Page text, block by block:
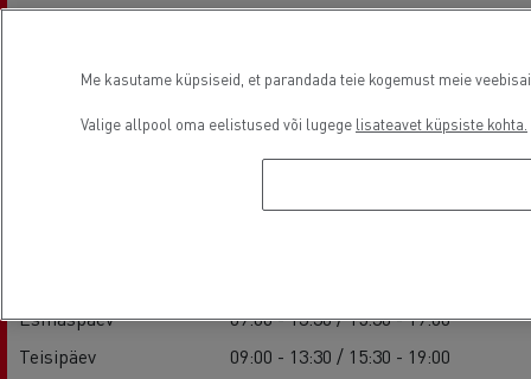
Asutamisaeg
Esmaspäev
09:00 - 13:30 / 15:30 - 19:00
Teisipäev
09:00 - 13:30 / 15:30 - 19:00
Me kasutame küpsiseid, et parandada teie kogemust meie
Valige allpool oma eelistused või lugege lisateavet küpsiste kohta.